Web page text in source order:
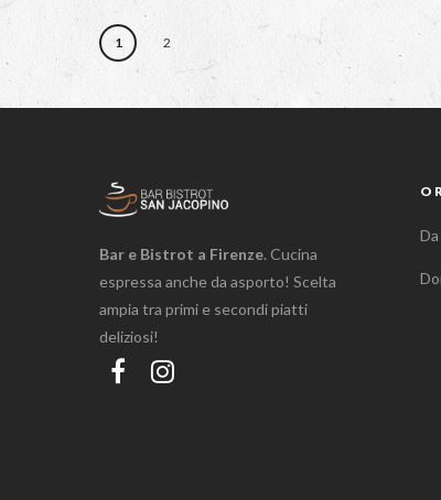
1 2
Bar e Bistrot a Firenze. Cucina
espressa anche da asporto! Scelta
ampia tra primi e secondi piatti
deliziosi!